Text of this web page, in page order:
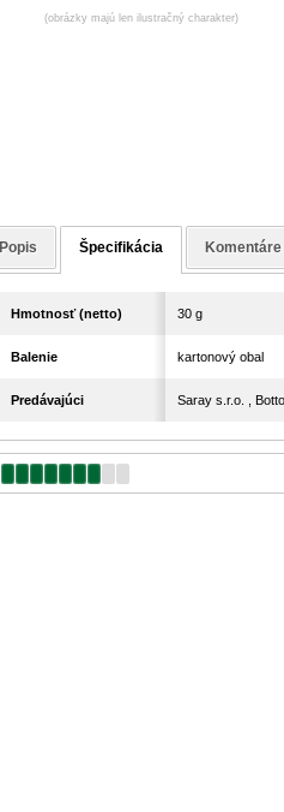
(obrázky majú len ilustračný charakter)
Popis Špecifikácia Komentáre
Hmotnosť (netto) 30 g
Balenie kartonový obal
Predávajúci Saray s.r.o. ,